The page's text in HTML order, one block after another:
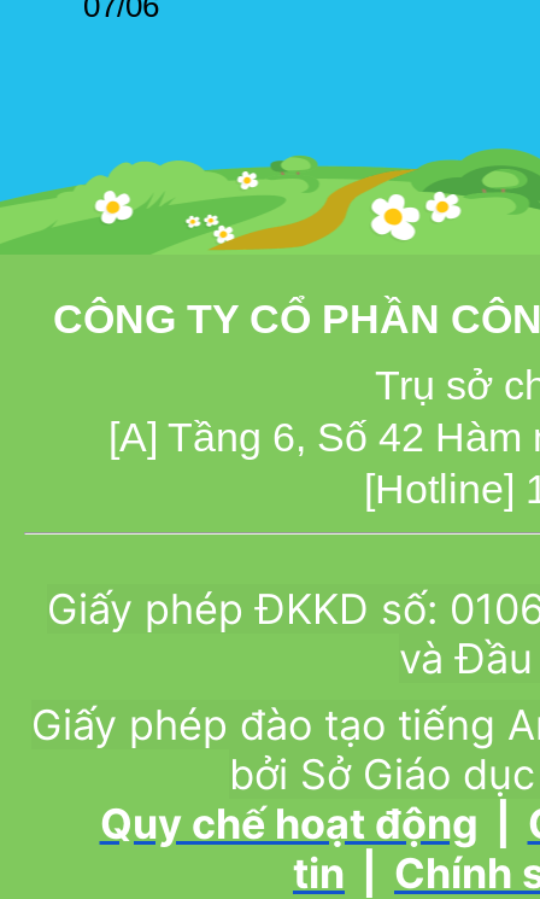
CÔNG TY CỔ PHẦN
Trụ sở
[A] Tầng 6, Số 42
[Hotline]
Giấy phép ĐKKD số:
và
Giấy phép đào tạo tiếng
bởi Sở Giáo
Quy chế hoạt động
tin
Chính